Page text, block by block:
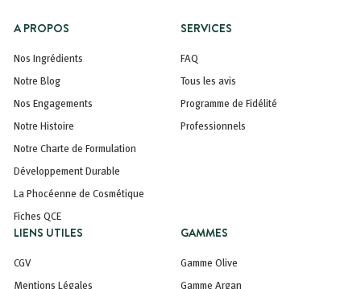
A PROPOS
Nos Ingrédients
Notre Blog
Nos Engagements
Notre Histoire
Notre Charte de Formulation
Développement Durable
La Phocéenne de Cosmétique
Fiches QCE
SERVICES
FAQ
Tous les avis
Programme de Fidélité
Professionnels
LIENS UTILES
CGV
Mentions Légales
GAMMES
Gamme Olive
Gamme Argan